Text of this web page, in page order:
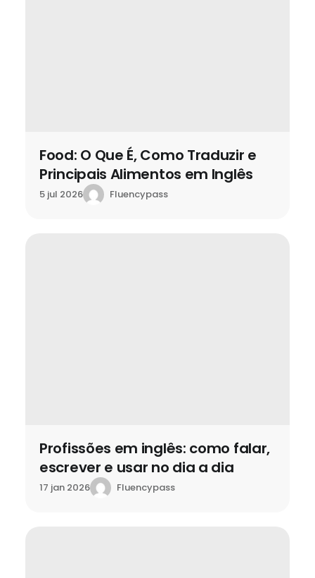
Food: O Que É, Como Traduzir e
Principais Alimentos em Inglês
5 jul 2026 Fluencypass
Profissões em inglês: como falar,
escrever e usar no dia a dia
17 jan 2026 Fluencypass